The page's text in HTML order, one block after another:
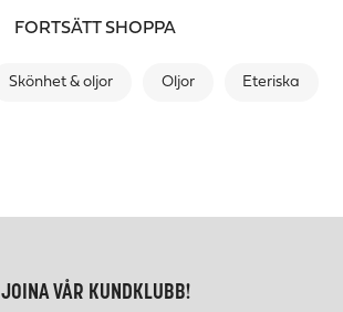
FORTSÄTT SHOPPA
Skönhet & oljor Oljor Eteriska
JOINA VÅR KUNDKLUBB!